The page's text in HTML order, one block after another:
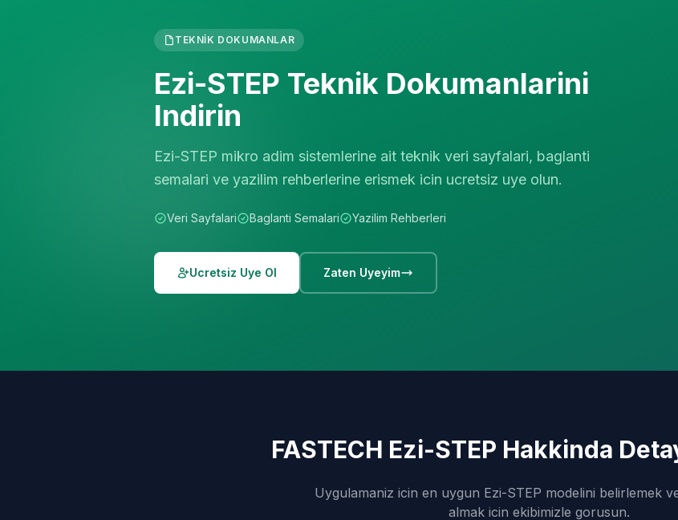
TEKNIK DOKUMANLAR
Ezi-STEP Teknik Dokumanlarini
Indirin
Ezi-STEP mikro adim sistemlerine ait teknik veri sayfalari, baglanti
semalari ve yazilim rehberlerine erismek icin ucretsiz uye olun.
Veri Sayfalari Baglanti Semalari Yazilim Rehberleri
Ucretsiz Uye Ol Zaten Uyeyim
FASTECH Ezi-STEP Hakkinda
Uygulamaniz icin en uygun Ezi-STEP modelini belirlemek
almak icin ekibimizle gorusun.